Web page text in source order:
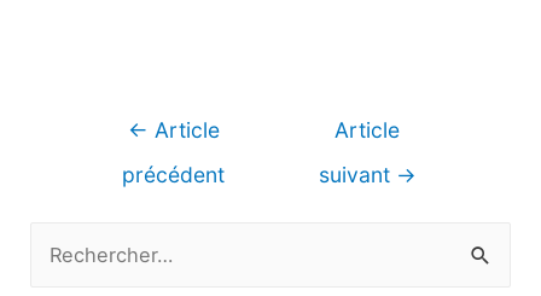
Navigation
← Article
précédent
Article
suivant →